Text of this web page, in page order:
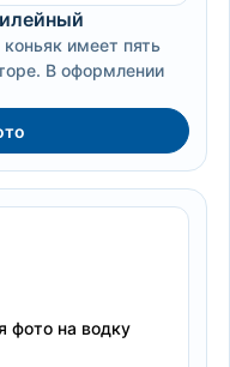
имеет пять
В оформлении